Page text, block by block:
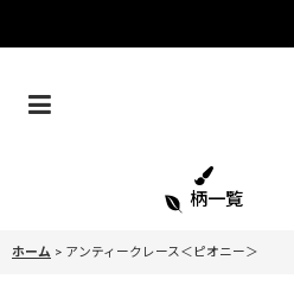
柄一覧
ホーム > アンティークレース＜ピオニー＞